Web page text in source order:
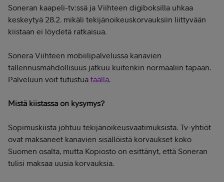
Soneran kaapeli-tv:ssä ja Viihteen digiboksilla uhkaa
keskeytyä 28.2. mikäli tekijänoikeuskorvauksiin liittyvään
kiistaan ei löydetä ratkaisua.
Sonera Viihteen mobiilipalvelussa kanavien
tallennusmahdollisuus jatkuu kuitenkin normaaliin tapaan.
Palveluun voit tutustua täällä.
Mistä kiistassa on kysymys?
Sopimuskiista johtuu tekijänoikeusvaatimuksista. Tv-yhtiöt
ovat maksaneet kanavien sisällöistä korvaukset koko
Suomen osalta, mutta Kopiosto on esittänyt, että Soneran
tulisi maksaa uusia korvauksia.